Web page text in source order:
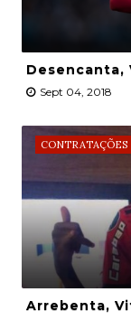
Desencanta,
Sept 04, 2018
CONTRATAÇÕES
Arrebenta,